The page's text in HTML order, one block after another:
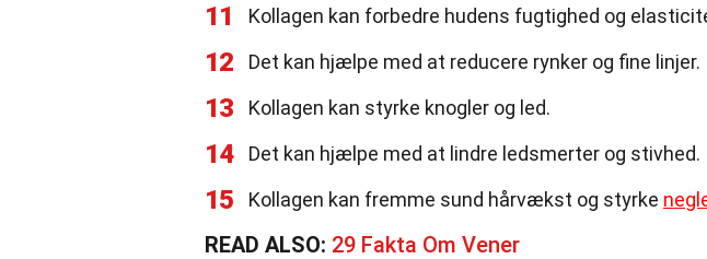
11 Kollagen kan forbedre hudens fugtighed og
12 Det kan hjælpe med at reducere rynker og fine linjer.
13 Kollagen kan styrke knogler og led.
14 Det kan hjælpe med at lindre ledsmerter og stivhed.
15 Kollagen kan fremme sund hårvækst og styrke
READ ALSO: 29 Fakta Om Vener